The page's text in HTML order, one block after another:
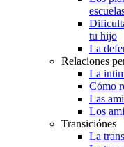
tu hijo
La
Relaciones
La
Cómo
Las
Los
Transiciónes
La